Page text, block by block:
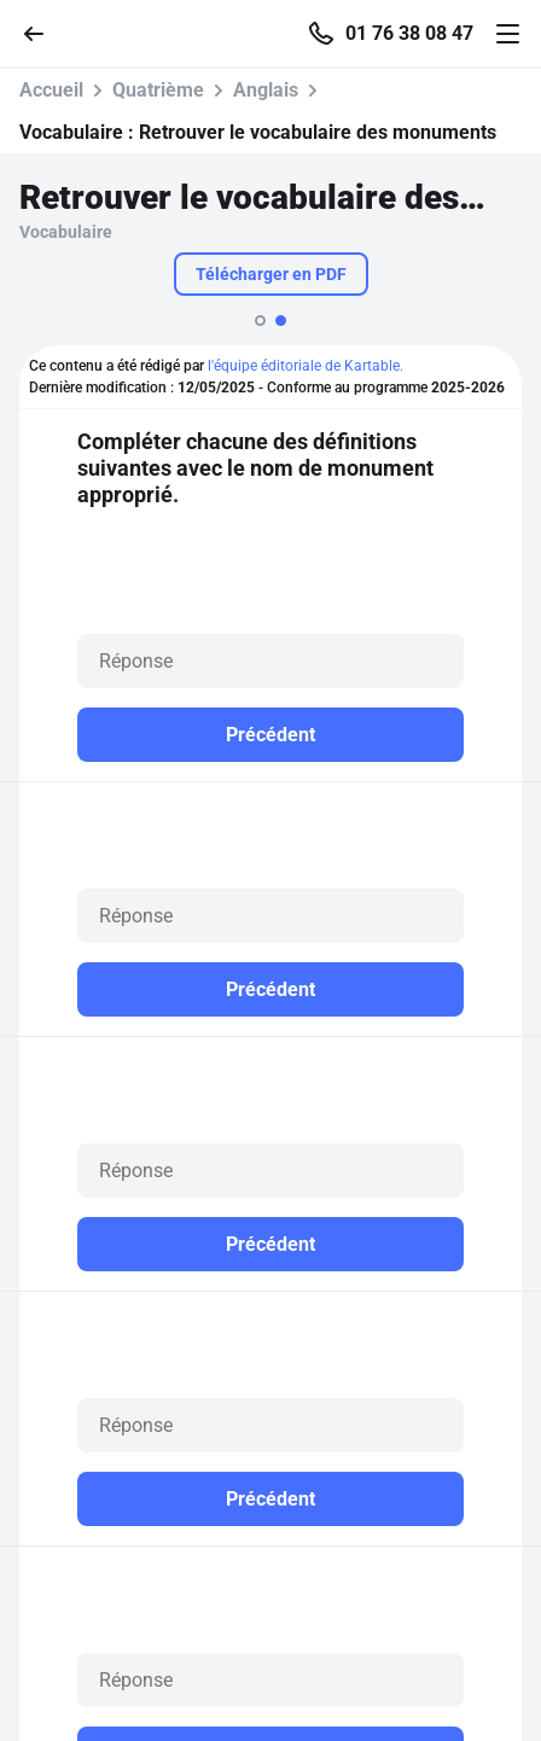
01 76 38 08 47
Accueil
Se connecter
S'inscrire gratuitement
Accueil Quatrième
Anglais
Vocabulaire : Retrouver le vocabulaire des monuments
Retrouver le vocabulaire des monuments
Vocabulaire
Télécharger en PDF
Ce contenu a été rédigé par l'équipe éditoriale de Kartable.
Dernière modification : 12/05/2025 - Conforme au programme 2025-2026
Compléter chacune des définitions
suivantes avec le nom de monument
approprié.
Précédent
Précédent
Précédent
Précédent